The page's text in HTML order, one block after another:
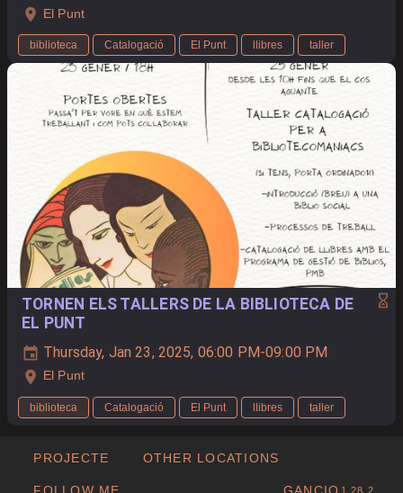
El Punt
biblioteca Catalogació El Punt llibres taller
TORNEN ELS TALLERS DE LA BIBLIOTECA DE
EL PUNT
Thursday, Jan 23, 2025, 06:00 PM-09:00 PM
El Punt
biblioteca Catalogació El Punt llibres taller
PROJECTE OTHER LOCATIONS
1.28.2